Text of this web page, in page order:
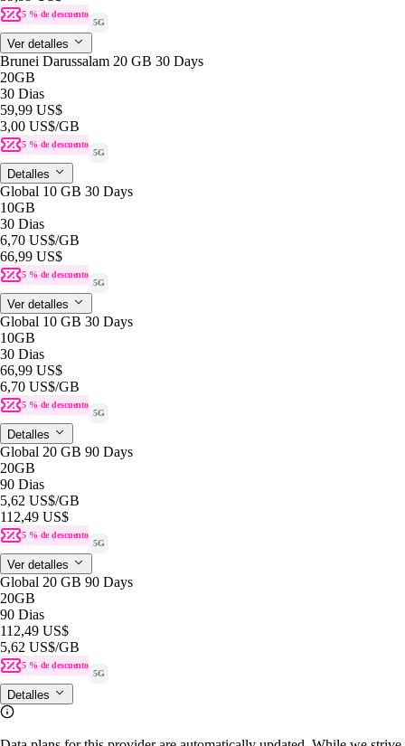
5 % de descuento
5G
Ver detalles
Brunei Darussalam 20 GB 30 Days
20GB
30 Dias
59,99 US$
3,00 US$/GB
5 % de descuento
5G
Detalles
Global 10 GB 30 Days
10GB
30 Dias
6,70 US$/GB
66,99 US$
5 % de descuento
5G
Ver detalles
Global 10 GB 30 Days
10GB
30 Dias
66,99 US$
6,70 US$/GB
5 % de descuento
5G
Detalles
Global 20 GB 90 Days
20GB
90 Dias
5,62 US$/GB
112,49 US$
5 % de descuento
5G
Ver detalles
Global 20 GB 90 Days
20GB
90 Dias
112,49 US$
5,62 US$/GB
5 % de descuento
5G
Detalles